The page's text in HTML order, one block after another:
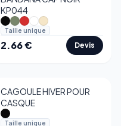
KP044
Taille unique
2.66€ Devis
CAGOULE HIVER POUR
CASQUE
Taille unique